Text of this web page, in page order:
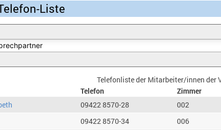
Liste
Telefonliste der Mitarbeiter/innen der
Telefon Zimmer
09422 8570-28 002
09422 8570-34 006